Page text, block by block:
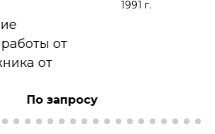
от
от
По запросу
1991 г.